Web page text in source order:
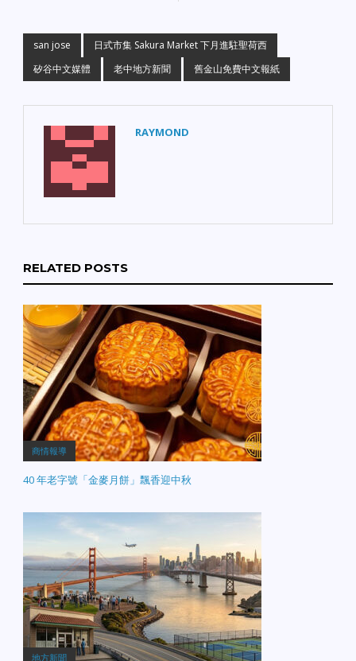
san jose
日式市集 Sakura Market 下月進駐聖荷西
矽谷中文媒體
老中地方新聞 舊金山免費中文報紙
RAYMOND
RELATED POSTS
商情報導
40 年老字號「金麥月餅」飄香迎中秋
地方新聞